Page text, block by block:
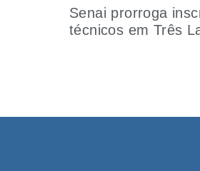
Senai prorroga
técnicos em Três